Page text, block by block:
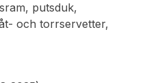
putsduk,
och torrservetter,